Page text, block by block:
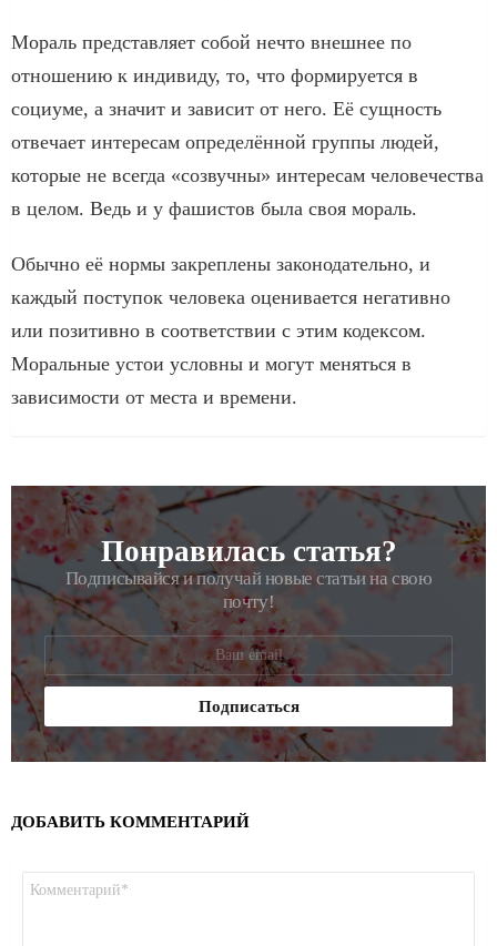
Мораль представляет собой нечто внешнее по
отношению к индивиду, то, что формируется в
социуме, а значит и зависит от него. Её сущность
отвечает интересам определённой группы людей,
которые не всегда «созвучны» интересам человечества
в целом. Ведь и у фашистов была своя мораль.
Обычно её нормы закреплены законодательно, и
каждый поступок человека оценивается негативно
или позитивно в соответствии с этим кодексом.
Моральные устои условны и могут меняться в
зависимости от места и времени.
РАССЫЛКАПонравилась статья?
Подписывайся и получай новые статьи на свою
почту!
ДОБАВИТЬ КОММЕНТАРИЙ
Комментарий